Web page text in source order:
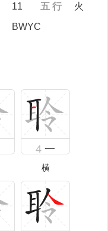
11 五 行
火
BWYC
4 一
横